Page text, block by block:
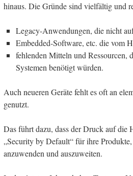
hinaus. Die Gründe sind vielfältig und
Legacy-Anwendungen, die nicht
Embedded-Software, etc. die vom
fehlenden Mitteln und Ressourcen,
Systemen benötigt würden.
Auch neueren Geräte fehlt es oft an
genutzt.
Das führt dazu, dass der Druck auf die
„Security by Default“ für ihre
anzuwenden und auszuweiten.